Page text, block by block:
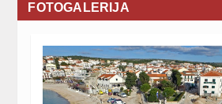
FOTOGALERIJA